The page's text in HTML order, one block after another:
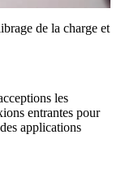
de la charge et
les
entrantes pour
applications